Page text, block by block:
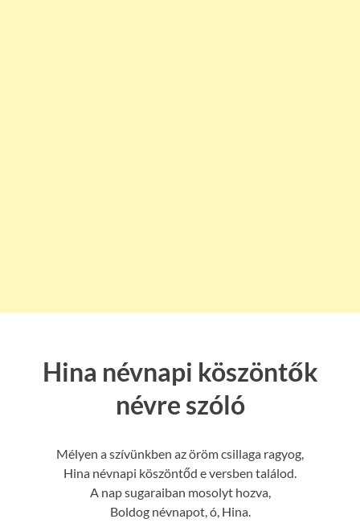
Hina névnapi köszöntők
névre szóló
Mélyen a szívünkben az öröm csillaga ragyog,
Hina névnapi köszöntőd e versben találod.
A nap sugaraiban mosolyt hozva,
Boldog névnapot, ó, Hina.